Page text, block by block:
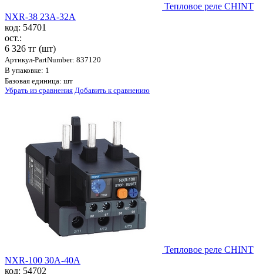
Тепловое реле CHINT
NXR-38 23A-32A
код: 54701
ост.:
6 326 тг (шт)
Артикул-PartNumber: 837120
В упаковке: 1
Базовая единица: шт
Убрать из сравнения Добавить к сравнению
Тепловое реле CHINT
NXR-100 30A-40A
код: 54702